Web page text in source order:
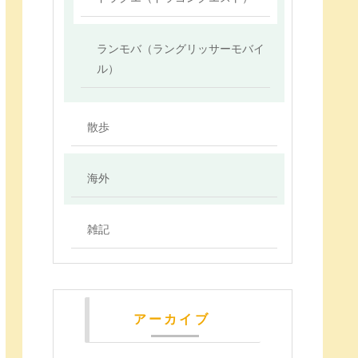
ランモバ（ラングリッサーモバイ
ル）
散歩
海外
雑記
アーカイブ